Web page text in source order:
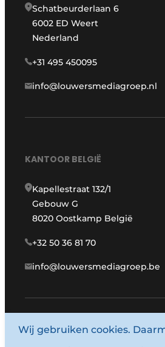
Schatbeurderlaan 6
6002 ED Weert
Nederland
+31 495 450095
info@louwersmediagroep.nl
KANTOOR BELGIË
Kapellestraat 132/1
Gebouw G
8020 Oostkamp België
+32 50 36 81 70
info@louwersmediagroep.be
Wij gebruiken cookies.